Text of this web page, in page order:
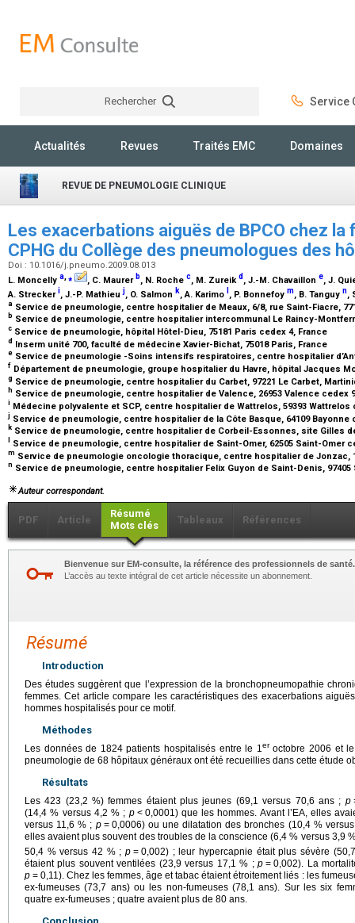
Rechercher Service
Actualités Revues Traités EMC Domaines
REVUE DE PNEUMOLOGIE CLINIQUE
Les exacerbations aiguës de BPCO chez la
CPHG du Collège des pneumologues des
Doi : 10.1016/j.pneumo.2009.08.013
L. Moncelly a,⁎ , C. Maurer b, N. Roche c, M. Zureikd , J.-M. Chavaillon e, J.
A. Streckeri, J.-P. Mathieuj, O. Salmon k, A. Karimo , P. Bonnefoy m, B. Tanguy n,
a Service de pneumologie, centre hospitalier de Meaux, 6/8, rue Saint-Fiacre,
b Service de pneumologie, centre hospitalier intercommunal Le Raincy-
c Service de pneumologie, hôpital Hôtel-Dieu, 75181 Paris cedex 4, France
d Inserm unité 700, faculté de médecine Xavier-Bichat, 75018 Paris, France
e Service de pneumologie -Soins intensifs respiratoires, centre hospitalier
f Département de pneumologie, groupe hospitalier du Havre, hôpital Jacques
g Service de pneumologie, centre hospitalier du Carbet, 97221 Le Carbet,
h Service de pneumologie, centre hospitalier de Valence, 26953 Valence cedex
i Médecine polyvalente et SCP, centre hospitalier de Wattrelos, 59393 Wattrelos
j Service de pneumologie, centre hospitalier de la Côte Basque, 64109 Bayonne
k Service de pneumologie, centre hospitalier de Corbeil-Essonnes, site Gilles
Service de pneumologie, centre hospitalier de Saint-Omer, 62505 Saint-Omer
m Service de pneumologie oncologie thoracique, centre hospitalier de Jonzac,
n Service de pneumologie, centre hospitalier Felix Guyon de Saint-Denis,
Auteur correspondant.
PDF Article
Résumé
Mots clés
Tableaux Références
Bienvenue sur EM-consulte, la référence des professionnels de santé.
L’accès au texte intégral de cet article nécessite un abonnement.
Résumé
Introduction
Des études suggèrent que l’expression de la bronchopneumopathie
femmes. Cet article compare les caractéristiques des exacerbations
hommes hospitalisés pour ce motif.
Méthodes
Les données de 1824 patients hospitalisés entre le 1er octobre 2006 et
pneumologie de 68 hôpitaux généraux ont été recueillies dans cette étude
Résultats
Les 423 (23,2 %) femmes étaient plus jeunes (69,1 versus 70,6 ans ; p
(14,4 % versus 4,2 % ; p < 0,0001) que les hommes. Avant l’EA, elles
versus 11,6 % ; p = 0,0006) ou une dilatation des bronches (10,4 %
elles avaient plus souvent des troubles de la conscience (6,4 % versus 3,9
50,4 % versus 42 % ; p = 0,002) ; leur hypercapnie était plus sévère
étaient plus souvent ventilées (23,9 versus 17,1 % ;p = 0,002). La
p = 0,11). Chez les femmes, âge et tabac étaient étroitement liés : les
ex-fumeuses (73,7 ans) ou les non-fumeuses (78,1 ans). Sur les six
quatre ex-fumeuses ; quatre avaient plus de 80 ans.